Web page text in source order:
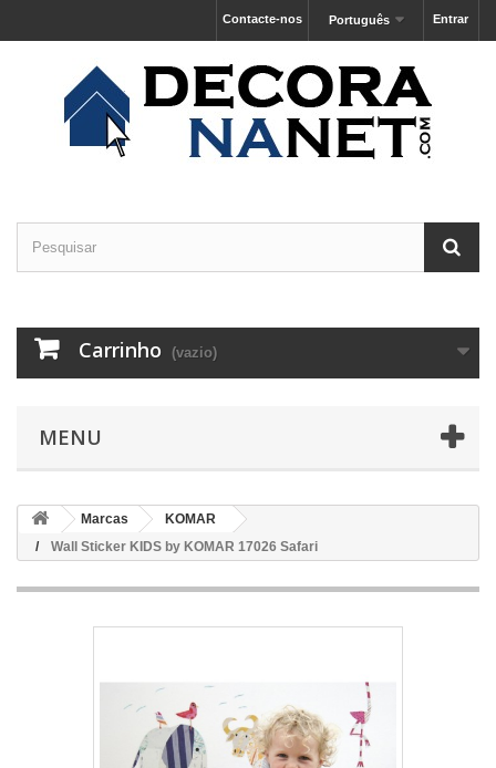
Entrar
Português
Contacte-nos
Carrinho (vazio)
MENU
Marcas
KOMAR
Wall Sticker KIDS by KOMAR 17026 Safari